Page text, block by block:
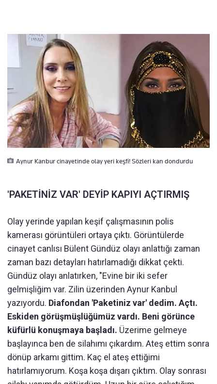
Aynur Kanbur cinayetinde olay yeri keşfi! Sözleri kan dondurdu
'PAKETİNİZ VAR' DEYİP KAPIYI AÇTIRMIŞ
Olay yerinde yapılan keşif çalışmasının polis
kamerası görüntüleri ortaya çıktı. Görüntülerde
cinayet canlısı Bülent Gündüz olayı anlattığı zaman
zaman bazı detayları hatırlamadığı dikkat çekti.
Gündüz olayı anlatırken, "Evine bir iki sefer
gelmişliğim var. Zilin üzerinden Aynur Kanbul
yazıyordu. Diafondan 'Paketiniz var' dedim. Açtı.
Eskiden görüşmüşlüğümüz vardı. Beni görünce
küfürlü konuşmaya başladı. Üzerime gelmeye
başlayınca ben de silahımı çıkardım. Ateş ettim sonra
dönüp arkamı gittim. Kaç el ateş ettiğimi
hatırlamıyorum. Koşa koşa dışarı çıktım. Olay sonrası